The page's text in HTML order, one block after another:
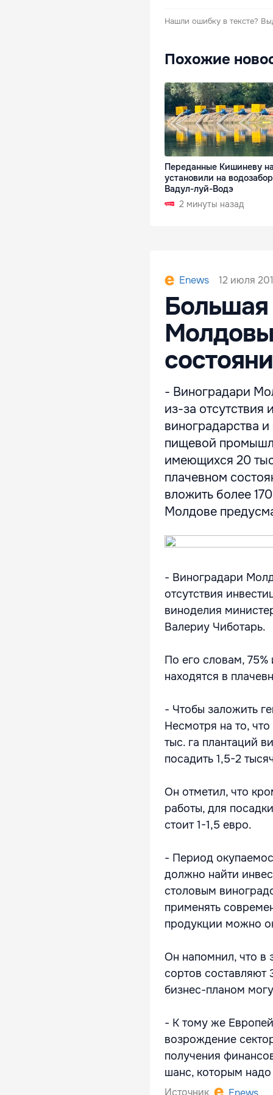
Нашли ошибку в тексте?
Похожие
Переданные Кишиневу
установили на
Вадул-луй-Водэ
2 минуты назад
Enews 12 июля
Большая
Молдовы
- Виноградари
из-за отсутствия
виноградарства
пищевой
имеющихся 20
плачевном
вложить более
Молдове
- Виноградари
отсутствия
виноделия
Валериу Чиботарь.
По его словам,
находятся в
- Чтобы заложить
Несмотря на то,
тыс. га плантаций
посадить 1,5-2
Он отметил, что
работы, для
стоит 1-1,5 евро.
- Период
должно найти
столовым
применять
продукции можно
Он напомнил, что в
сортов
бизнес-планом
- К тому же
возрождение
получения
шанс, которым надо
Источник